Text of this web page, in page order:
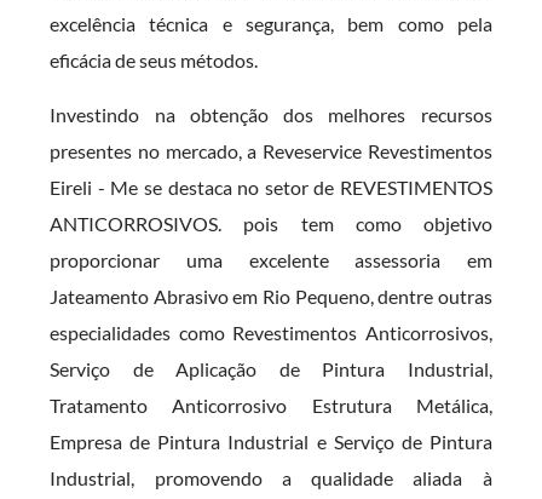
excelência técnica e segurança, bem como pela
eficácia de seus métodos.
Investindo na obtenção dos melhores recursos
presentes no mercado, a Reveservice Revestimentos
Eireli - Me se destaca no setor de REVESTIMENTOS
ANTICORROSIVOS. pois tem como objetivo
proporcionar uma excelente assessoria em
Jateamento Abrasivo em Rio Pequeno, dentre outras
especialidades como Revestimentos Anticorrosivos,
Serviço de Aplicação de Pintura Industrial,
Tratamento Anticorrosivo Estrutura Metálica,
Empresa de Pintura Industrial e Serviço de Pintura
Industrial, promovendo a qualidade aliada à